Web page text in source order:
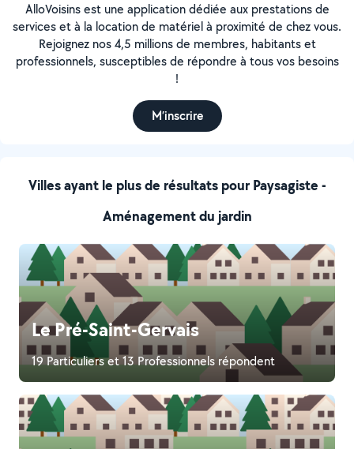
Villes ayant le plus de résultats pour Paysagiste -
Aménagement du jardin
Le Pré-Saint-Gervais
19 Particuliers et 13 Professionnels répondent
AlloVoisins est une application dédiée aux prestations de
services et à la location de matériel à proximité de chez vous.
Rejoignez nos 4,5 millions de membres, habitants et
professionnels, susceptibles de répondre à tous vos besoins
!
M’inscrire